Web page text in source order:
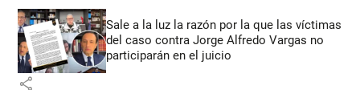
Sale a la luz la razón por la que las víctimas
del caso contra Jorge Alfredo Vargas no
participarán en el juicio
share